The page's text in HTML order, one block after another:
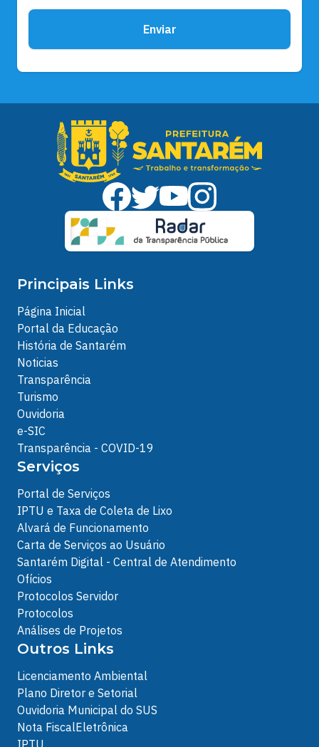
Enviar
Principais Links
Página Inicial
Portal da Educação
História de Santarém
Noticias
Transparência
Turismo
Ouvidoria
e-SIC
Transparência - COVID-19
Serviços
Portal de Serviços
IPTU e Taxa de Coleta de Lixo
Alvará de Funcionamento
Carta de Serviços ao Usuário
Santarém Digital - Central de Atendimento
Ofícios
Protocolos Servidor
Protocolos
Análises de Projetos
Outros Links
Licenciamento Ambiental
Plano Diretor e Setorial
Ouvidoria Municipal do SUS
Nota FiscalEletrônica